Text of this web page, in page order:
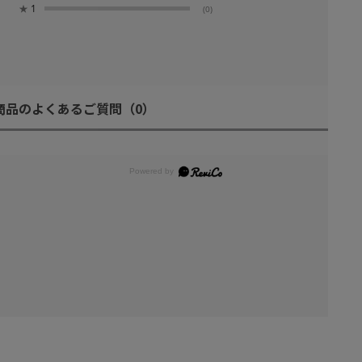
★ 1 (0)
品のよくあるご質問 （0）